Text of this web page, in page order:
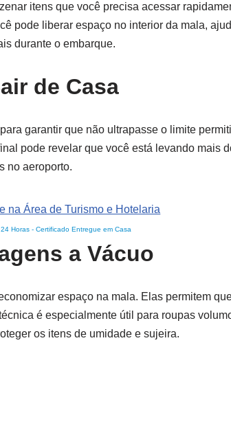
itens que você precisa acessar
pode liberar espaço no interior da mala,
durante o embarque.
de Casa
garantir que não ultrapasse o limite
pode revelar que você está levando mais
no aeroporto.
Horas- Certificado Entregue em Casa
a Vácuo
espaço na mala. Elas permitem
é especialmente útil para roupas
os itens de umidade e sujeira.